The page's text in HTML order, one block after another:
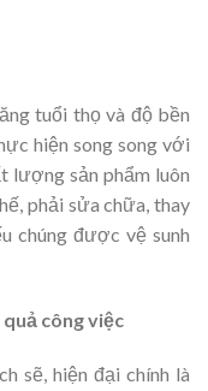
tuổi thọ và độ bền
hiện song song với
lượng sản phẩm luôn
phải sửa chữa, thay
chúng được vệ sunh
công việc
sẽ, hiện đại chính là